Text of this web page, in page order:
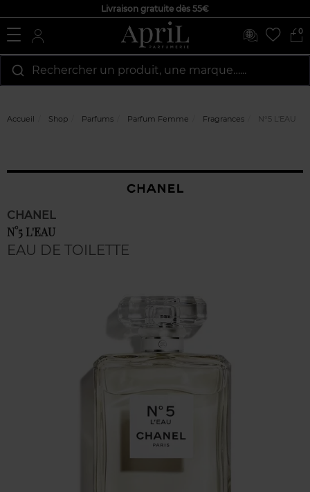
Livraison gratuite dès 55€
0
Rechercher un produit, une marque…...
Accueil Shop Parfums Parfum Femme Fragrances N°5 L'EAU
CHANEL
N°5 L'EAU
EAU DE TOILETTE